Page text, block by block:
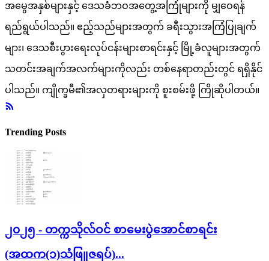
အမွေအနှစ်များနှင့် ဒေသခံဘဝအတွေ့အကြုံများကို မျှဝေရန်
ရည်ရွယ်ပါသည်။ ဧည့်သည်များအတွက် ခရီးသွားအကြံပြုချက်
များ၊ ဒေသစီးပွားရေးလုပ်ငန်းများစာရင်းနှင့် မြို့ခံလူများအတွက်
သတင်းအချက်အလက်များကိုလည်း တစ်နေရာတည်းတွင် ရရှိနိုင်
ပါသည်။ ကျိုက္ခမီ၏အလှတရားများကို စူးစမ်းဖို့ ကြိုဆိုပါတယ်။
Trending Posts
၂၀၂၅ - တက္ကသိုလ်ဝင် စာမေးပွဲအောင်စာရင်း
(အထက(၁)သံဖြူဇရပ်)...